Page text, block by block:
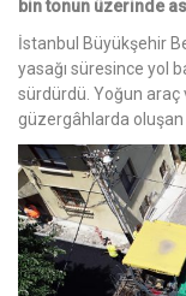
bin tonun üzerinde
İstanbul Büyükşehir
yasağı süresince yol
sürdürdü. Yoğun araç
güzergâhlarda